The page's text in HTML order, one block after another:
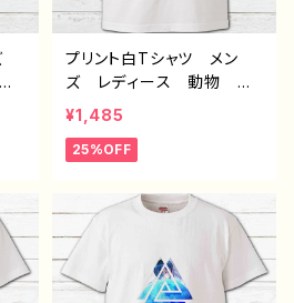
H
プリント白Tシャツ メン
ズ レディース 動物 か
わいい おしゃれ 人気
個性的 おすすめ 半袖シ
ャツ デザイン コラボ
デザイン グッズ H-7
¥1,485
25%OFF